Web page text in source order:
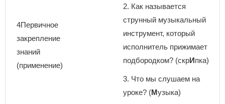
4Первичное
закрепление
знаний
(применение)
2. Как называется
струнный музыкальный
инструмент, который
исполнитель прижимает
подбородком? (скрИпка)
3. Что мы слушаем на
уроке? (Музыка)